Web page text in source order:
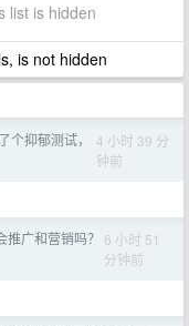
list is hidden
is not hidden
个抑郁测试，
4 小时 39 分
钟前
广和营销吗？ 6 小时 51
分钟前